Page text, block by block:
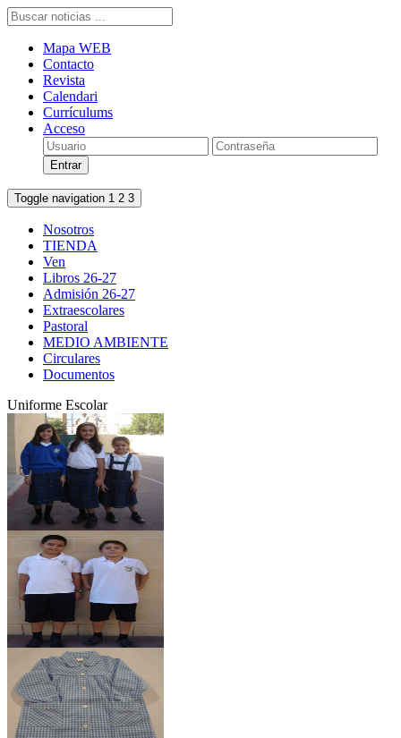
Mapa WEB
Contacto
Revista
Calendari
Currículums
Acceso
Toggle navigation 1 2 3
Nosotros
TIENDA
Ven
Libros 26-27
Admisión 26-27
Extraescolares
Pastoral
MEDIO AMBIENTE
Circulares
Documentos
Uniforme Escolar